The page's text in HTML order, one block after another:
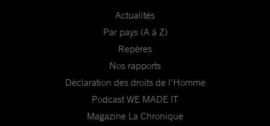
Actualités
Par pays (A à Z)
Repères
Nos rapports
Déclaration des droits de l'Homme
Podcast WE MADE IT
Magazine La Chronique